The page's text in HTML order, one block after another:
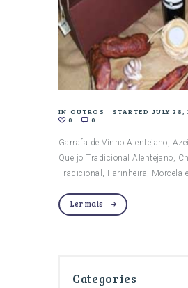
IN OUTROS STARTED JULY 28,
0
0
Garrafa de Vinho Alentejano,
Queijo Tradicional Alentejano,
Tradicional, Farinheira, Morcela
Ler mais
Categories